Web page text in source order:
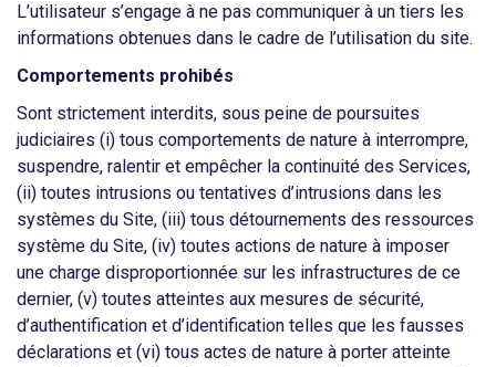
L’utilisateur s’engage à ne pas communiquer à un tiers les
informations obtenues dans le cadre de l’utilisation du site.
Comportements prohibés
Sont strictement interdits, sous peine de poursuites
judiciaires (i) tous comportements de nature à interrompre,
suspendre, ralentir et empêcher la continuité des Services,
(ii) toutes intrusions ou tentatives d’intrusions dans les
systèmes du Site, (iii) tous détournements des ressources
système du Site, (iv) toutes actions de nature à imposer
une charge disproportionnée sur les infrastructures de ce
dernier, (v) toutes atteintes aux mesures de sécurité,
d’authentification et d’identification telles que les fausses
déclarations et (vi) tous actes de nature à porter atteinte